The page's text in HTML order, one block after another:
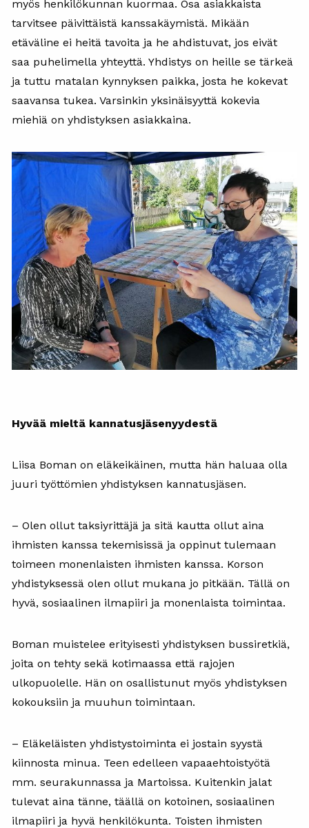
myös henkilökunnan kuormaa. Osa asiakkaista
tarvitsee päivittäistä kanssakäymistä. Mikään
etäväline ei heitä tavoita ja he ahdistuvat, jos eivät
saa puhelimella yhteyttä. Yhdistys on heille se tärkeä
ja tuttu matalan kynnyksen paikka, josta he kokevat
saavansa tukea. Varsinkin yksinäisyyttä kokevia
miehiä on yhdistyksen asiakkaina.
Hyvää mieltä kannatusjäsenyydestä
Liisa Boman on eläkeikäinen, mutta hän haluaa olla
juuri työttömien yhdistyksen kannatusjäsen.
– Olen ollut taksiyrittäjä ja sitä kautta ollut aina
ihmisten kanssa tekemisissä ja oppinut tulemaan
toimeen monenlaisten ihmisten kanssa. Korson
yhdistyksessä olen ollut mukana jo pitkään. Tällä on
hyvä, sosiaalinen ilmapiiri ja monenlaista toimintaa.
Boman muistelee erityisesti yhdistyksen bussiretkiä,
joita on tehty sekä kotimaassa että rajojen
ulkopuolelle. Hän on osallistunut myös yhdistyksen
kokouksiin ja muuhun toimintaan.
– Eläkeläisten yhdistystoiminta ei jostain syystä
kiinnosta minua. Teen edelleen vapaaehtoistyötä
mm. seurakunnassa ja Martoissa. Kuitenkin jalat
tulevat aina tänne, täällä on kotoinen, sosiaalinen
ilmapiiri ja hyvä henkilökunta. Toisten ihmisten